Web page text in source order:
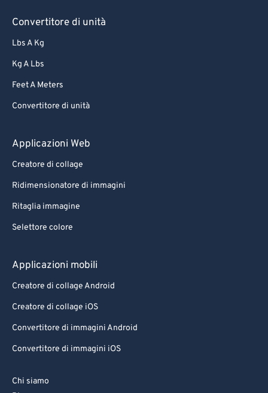
Convertitore di unità
Lbs A Kg
Kg A Lbs
Feet A Meters
Convertitore di unità
Applicazioni Web
Creatore di collage
Ridimensionatore di immagini
Ritaglia immagine
Selettore colore
Applicazioni mobili
Creatore di collage Android
Creatore di collage iOS
Convertitore di immagini Android
Convertitore di immagini iOS
Chi siamo